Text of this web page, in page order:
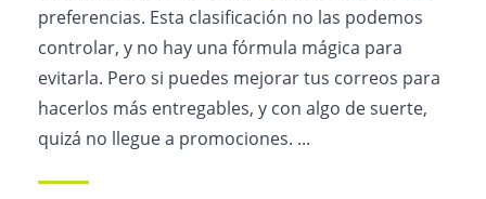
preferencias. Esta clasificación no las podemos
controlar, y no hay una fórmula mágica para
evitarla. Pero si puedes mejorar tus correos para
hacerlos más entregables, y con algo de suerte,
quizá no llegue a promociones. ...